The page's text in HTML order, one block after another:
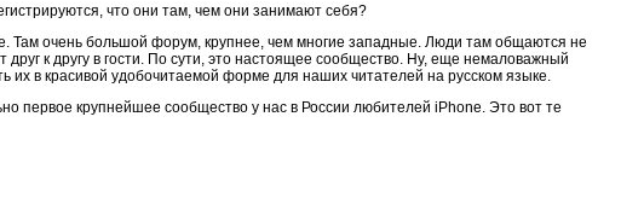
что они там, чем они занимают себя?
Там очень большой форум, крупнее, чем многие западные. Люди там общаются не
к другу в гости. По сути, это настоящее сообщество. Ну, еще немаловажный
в красивой удобочитаемой форме для наших читателей на русском языке.
первое крупнейшее сообщество у нас в России любителей iPhone. Это вот те